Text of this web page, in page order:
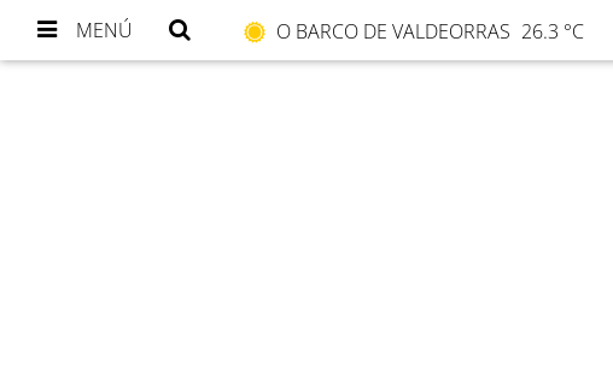
MENÚ O BARCO DE VALDEORRAS 26.3 °C